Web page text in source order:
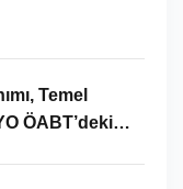
Temel
ÖABT’deki